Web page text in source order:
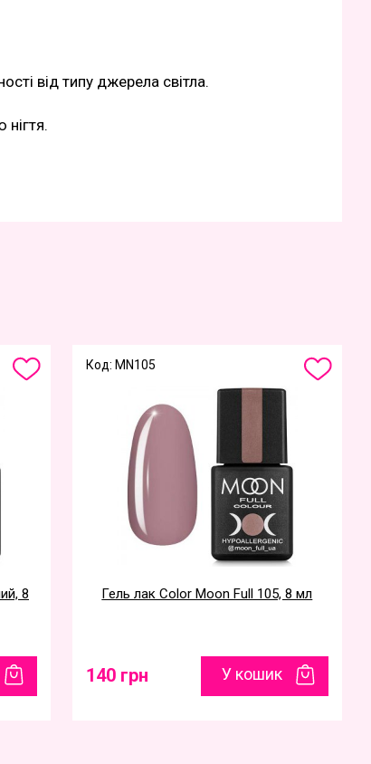
від типу джерела світла.
8
Код: MN105
Гель лак Color Moon Full 105, 8 мл
140 грн У кошик